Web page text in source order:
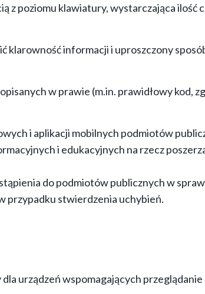
z poziomu klawiatury, wystarczająca ilość
klarowność informacji i uproszczony
w prawie (m.in. prawidłowy kod,
i aplikacji mobilnych podmiotów
i edukacyjnych na rzecz
do podmiotów publicznych w
przypadku stwierdzenia uchybień.
urządzeń wspomagających